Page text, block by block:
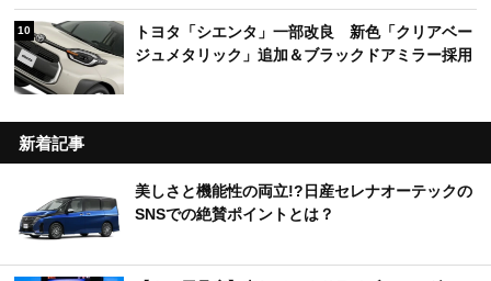
10
トヨタ「シエンタ」一部改良 新色「クリアベー
ジュメタリック」追加＆ブラックドアミラー採用
新着記事
美しさと機能性の両立!?日産セレナオーテックの
SNSでの絶賛ポイントとは？